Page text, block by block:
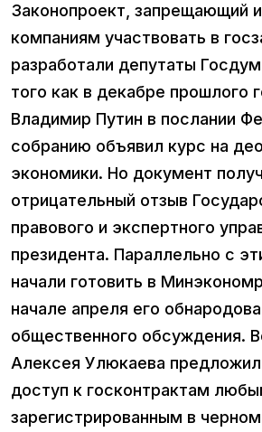
Законопроект, запрещающий
компаниям участвовать в
разработали депутаты
того как в декабре прошлого
Владимир Путин в послании
собранию объявил курс на
экономики. Но документ
отрицательный отзыв
правового и экспертного
президента. Параллельно с
начали готовить в
начале апреля его
общественного обсуждения.
Алексея Улюкаева
доступ к госконтрактам
зарегистрированным в